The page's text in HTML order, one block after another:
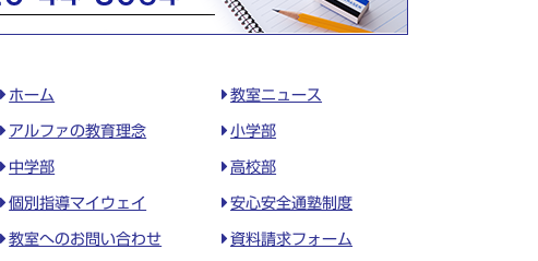
ホーム 教室ニュース
アルファの教育理念 小学部
中学部 高校部
個別指導マイウェイ 安心安全通塾制度
教室へのお問い合わせ 資料請求フォーム